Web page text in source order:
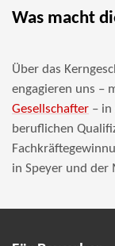
Was macht
Über das
engagieren uns –
Gesellschafter –
beruflichen
in Speyer und